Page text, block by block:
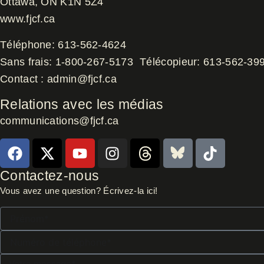
www.fjcf.ca
Téléphone: 613-562-4624
Sans frais: 1-800-267-5173Télécopieur: 613-562-
Contact :admin@fjcf.ca
Relations avec les médias
communications@fjcf.ca
F
a
c
e
b
o
X
-
t
w
i
t
Y
o
u
t
u
e
I
n
t
a
r
T
h
e
a
s
B
l
s
y
T
i
o
Contactez-nous
Vous avez une question? Écrivez-la ici!